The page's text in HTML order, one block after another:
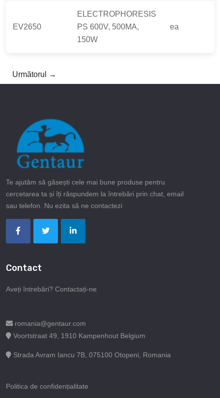
EV2650
ELECTROPHORESIS
PS 600V, 500MA,
150W
ea
Următorul →
Te ajutăm să găsești cele mai bune produse pentru
cercetarea ta și îți răspundem la întrebări prin chat, email
sau telefon. Nu ezita să ne contactezi
Contact
Aveți întrebări? Contactați-ne
romania@gentaur.com
Voortstraat 49, 1910 Kampenhout Belgium
Strada Avram Iancu 7B, 075100 Otopeni, Romania
Politica de confidențialitate